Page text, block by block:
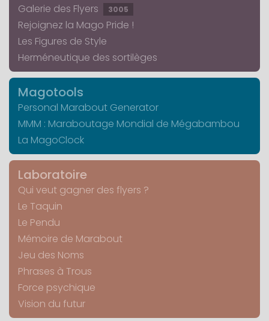
Galerie des Flyers
3005
Rejoignez la Mago Pride !
Les Figures de Style
Herméneutique des sortilèges
Magotools
Personal Marabout Generator
MMM : Maraboutage Mondial de Mégabambou
La MagoClock
Laboratoire
Qui veut gagner des flyers ?
Le Taquin
Le Pendu
Mémoire de Marabout
Jeu des Noms
Phrases à Trous
Force psychique
Vision du futur